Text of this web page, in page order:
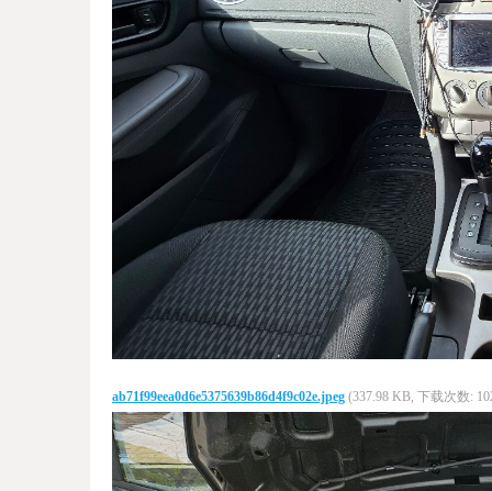
ab71f99eea0d6e5375639b86d4f9c02e.jpeg (337.98 KB, 下载次数: